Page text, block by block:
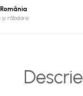
și răbdare